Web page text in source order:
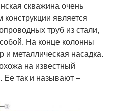
скважина очень
является
труб из стали,
На конце колонны
металлическая насадка.
на известный
Ее так и называют –